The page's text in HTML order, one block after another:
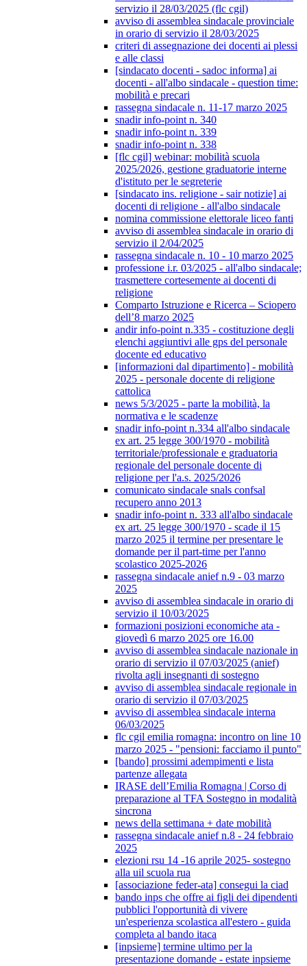
servizio il 28/03/2025 (flc cgil)
avviso di assemblea sindacale provinciale
in orario di servizio il 28/03/2025
criteri di assegnazione dei docenti ai plessi
e alle classi
[sindacato docenti - sadoc informa] ai
docenti - all'albo sindacale - question time:
mobilità e precari
rassegna sindacale n. 11-17 marzo 2025
snadir info-point n. 340
snadir info-point n. 339
snadir info-point n. 338
[flc cgil] webinar: mobilità scuola
2025/2026, gestione graduatorie interne
d'istituto per le segreterie
[sindacato ins. religione - sair notizie] ai
docenti di religione - all'albo sindacale
nomina commissione elettorale liceo fanti
avviso di assemblea sindacale in orario di
servizio il 2/04/2025
rassegna sindacale n. 10 - 10 marzo 2025
professione i.r. 03/2025 - all'albo sindacale;
trasmettere cortesemente ai docenti di
religione
Comparto Istruzione e Ricerca – Sciopero
dell’8 marzo 2025
andir info-point n.335 - costituzione degli
elenchi aggiuntivi alle gps del personale
docente ed educativo
[informazioni dal dipartimento] - mobilità
2025 - personale docente di religione
cattolica
news 5/3/2025 - parte la mobilità, la
normativa e le scadenze
snadir info-point n.334 all'albo sindacale
ex art. 25 legge 300/1970 - mobilità
territoriale/professionale e graduatoria
regionale del personale docente di
religione per l'a.s. 2025/2026
comunicato sindacale snals confsal
recupero anno 2013
snadir info-point n. 333 all'albo sindacale
ex art. 25 legge 300/1970 - scade il 15
marzo 2025 il termine per presentare le
domande per il part-time per l'anno
scolastico 2025-2026
rassegna sindacale anief n.9 - 03 marzo
2025
avviso di assemblea sindacale in orario di
servizio il 10/03/2025
formazioni posizioni economiche ata -
giovedì 6 marzo 2025 ore 16.00
avviso di assemblea sindacale nazionale in
orario di servizio il 07/03/2025 (anief)
rivolta agli insegnanti di sostegno
avviso di assemblea sindacale regionale in
orario di servizio il 07/03/2025
avviso di assemblea sindacale interna
06/03/2025
flc cgil emilia romagna: incontro on line 10
marzo 2025 - "pensioni: facciamo il punto"
[bando] prossimi adempimenti e lista
partenze allegata
IRASE dell’Emilia Romagna | Corso di
preparazione al TFA Sostegno in modalità
sincrona
news della settimana + date mobilità
rassegna sindacale anief n.8 - 24 febbraio
2025
elezioni rsu 14 -16 aprile 2025- sostegno
alla uil scuola rua
[associazione feder-ata] consegui la ciad
bando inps che offre ai figli dei dipendenti
pubblici l'opportunità di vivere
un'esperienza scolastica all'estero - guida
completa al bando itaca
[inpsieme] termine ultimo per la
presentazione domande - estate inpsieme